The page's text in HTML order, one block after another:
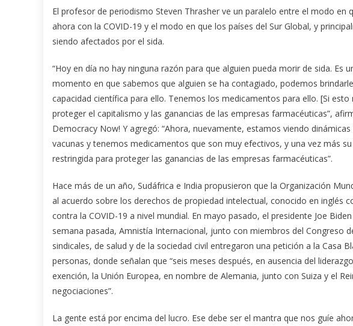
El profesor de periodismo Steven Thrasher ve un paralelo entre el modo en
ahora con la COVID-19 y el modo en que los países del Sur Global, y
siendo afectados por el sida.
“Hoy en día no hay ninguna razón para que alguien pueda morir de sida. Es
momento en que sabemos que alguien se ha contagiado, podemos
capacidad científica para ello. Tenemos los medicamentos para ello. [Si
proteger el capitalismo y las ganancias de las empresas farmacéuticas”,
Democracy Now! Y agregó: “Ahora, nuevamente, estamos viendo
vacunas y tenemos medicamentos que son muy efectivos, y una vez más
restringida para proteger las ganancias de las empresas farmacéuticas”.
Hace más de un año, Sudáfrica e India propusieron que la Organización
al acuerdo sobre los derechos de propiedad intelectual, conocido en inglés
contra la COVID-19 a nivel mundial. En mayo pasado, el presidente Joe
semana pasada, Amnistía Internacional, junto con miembros del Congreso
sindicales, de salud y de la sociedad civil entregaron una petición a la Casa
personas, donde señalan que “seis meses después, en ausencia del
exención, la Unión Europea, en nombre de Alemania, junto con Suiza y el
negociaciones”.
La gente está por encima del lucro. Ese debe ser el mantra que nos guíe